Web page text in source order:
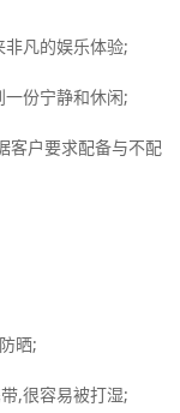
凡的娱乐体验;
份宁静和休闲;
客户要求配备与不配
晒;
,很容易被打湿;